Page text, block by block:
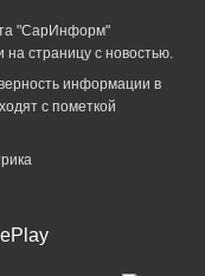
"СарИнформ"
на страницу с новостью.
информации в
с пометкой